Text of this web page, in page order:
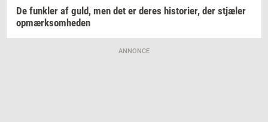
De funk­ler af guld, men det er deres hi­sto­ri­er, der stjæ­ler
op­mærk­som­he­den
ANNONCE